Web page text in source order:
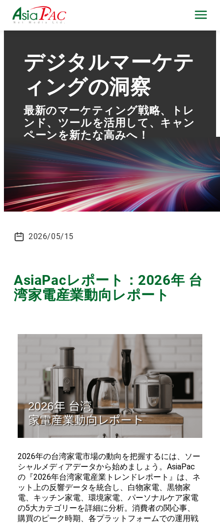
デジタルマーケテ
ィングの洞察
最新のマーケティング戦略、トレ
ンド、ツールを活用して、キャン
ペーンを新たな高みへ！
2026/05/15
AsiaPacレポート：2026年 台
湾家電産業動向レポート
2026年の台湾家電市場の動向を把握するには、ソー
シャルメディアデータから始めましょう。AsiaPac
の『2026年台湾家電産業トレンドレポート』は、ネ
ット上の反響データを統合し、白物家電、黒物家
電、キッチン家電、環境家電、パーソナルケア家電
の5大カテゴリーを詳細に分析。消費者の関心事、
購買のピーク時期、各プラットフォームでの運用戦